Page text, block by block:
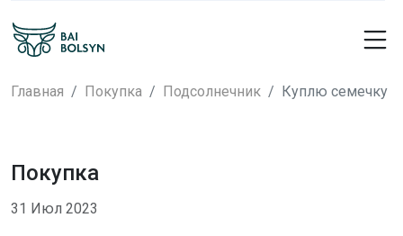
Главная Покупка Подсолнечник Куплю семечку
Покупка
31 Июл 2023